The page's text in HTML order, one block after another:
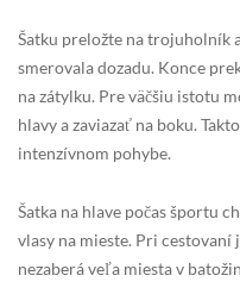
Šatku preložte na trojuholník
smerovala dozadu. Konce
na zátylku. Pre väčšiu istotu
hlavy a zaviazať na boku.
intenzívnom pohybe.
Šatka na hlave počas športu
vlasy na mieste. Pri cestovaní
nezaberá veľa miesta v